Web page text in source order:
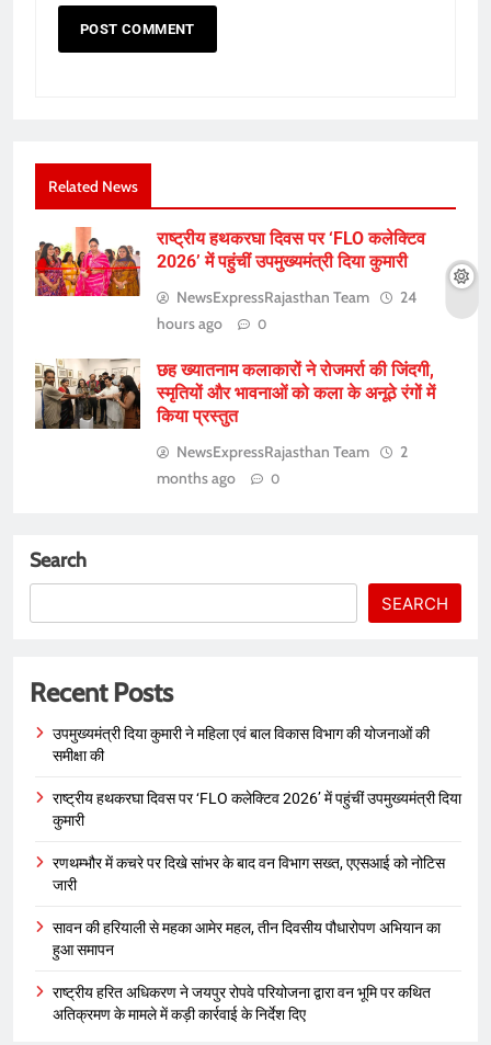
Related News
राष्ट्रीय हथकरघा दिवस पर ‘FLO कलेक्टिव
2026’ में पहुंचीं उपमुख्यमंत्री दिया कुमारी
NewsExpressRajasthan Team
24
hours ago
0
छह ख्यातनाम कलाकारों ने रोजमर्रा की जिंदगी,
स्मृतियों और भावनाओं को कला के अनूठे रंगों में
किया प्रस्तुत
NewsExpressRajasthan Team
2
months ago
0
Search
SEARCH
Recent Posts
उपमुख्यमंत्री दिया कुमारी ने महिला एवं बाल विकास विभाग की योजनाओं की
समीक्षा की
राष्ट्रीय हथकरघा दिवस पर ‘FLO कलेक्टिव 2026’ में पहुंचीं उपमुख्यमंत्री दिया
कुमारी
रणथम्भौर में कचरे पर दिखे सांभर के बाद वन विभाग सख्त, एएसआई को नोटिस
जारी
सावन की हरियाली से महका आमेर महल, तीन दिवसीय पौधारोपण अभियान का
हुआ समापन
राष्ट्रीय हरित अधिकरण ने जयपुर रोपवे परियोजना द्वारा वन भूमि पर कथित
अतिक्रमण के मामले में कड़ी कार्रवाई के निर्देश दिए